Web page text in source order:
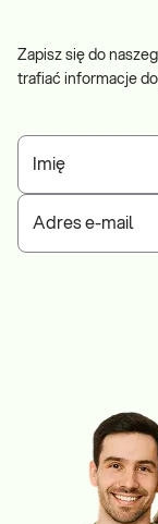
Zapisz się do
trafiać informacje
Imię
Adres e-mail